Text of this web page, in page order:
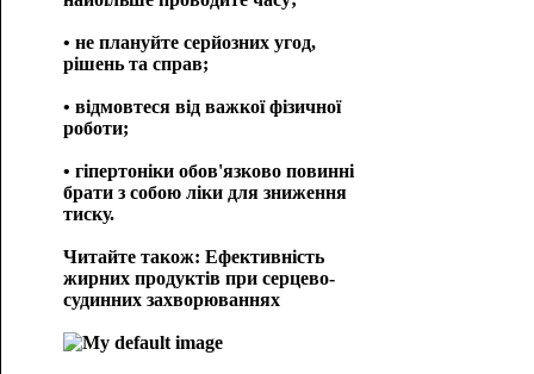
• не плануйте серйозних угод,
рішень та справ;
• відмовтеся від важкої фізичної
роботи;
• гіпертоніки обов'язково повинні
брати з собою ліки для зниження
тиску.
Читайте також: Ефективність
жирних продуктів при серцево-
судинних захворюваннях